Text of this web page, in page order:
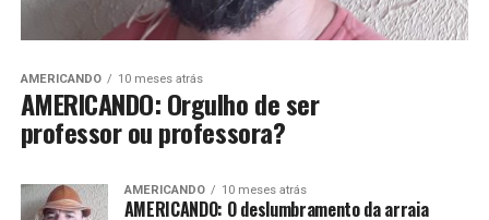
AMERICANDO 10 meses atrás
AMERICANDO: Orgulho de ser
professor ou professora?
AMERICANDO 10 meses atrás
AMERICANDO: O deslumbramento da arraia